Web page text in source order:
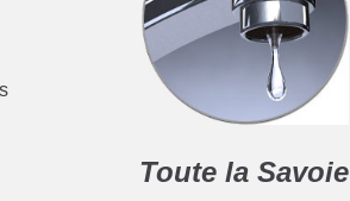
Toute la Savoie